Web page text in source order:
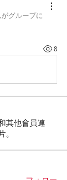
がグループに
8
其他會員連
。